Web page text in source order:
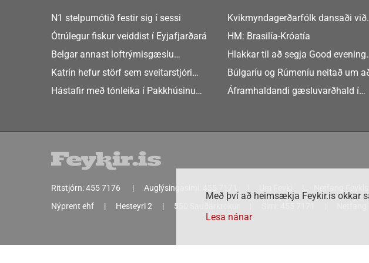
N1 stelpumótið festir sig í sessi
Ótrúlegur fiskur veiddist í Eyjafjarðará
Belgar annast loftrýmisgæslu
Atlandshafsbandalagsins
Katrín hefur störf sem sveitarstjóri
Þingeyjarsveitar
Hástafir með tónleika í Pakkhúsinu
Kvikmyndagerðarfólk dansaði við
GusGus
HM: Brasilía-Króatía
Hlakkar til að segja Good evening
Europe
Búlgaríu og Rúmeníu neitað um
að Schengen
Áframhaldandi gæsluvarðhald í
Ritstjórn:455 7176 Auglýsingasími:
Nýprent ehf
Hesteyri 2 550 Sauðárkrókur
Með því að heimsækja Feykir.is okkar
Lesa nánar